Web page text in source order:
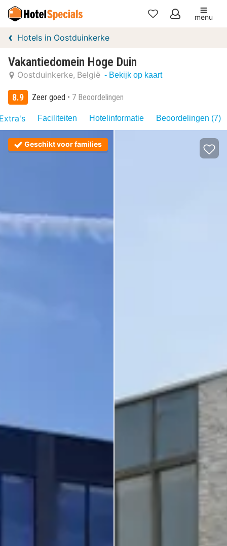
Mijn
menu
Hotels in Oostduinkerke
Vakantiedomein Hoge Duin
Oostduinkerke België - Bekijk op kaart
8.9 Zeer goed 7 Beoordelingen
Faciliteiten Hotelinformatie Beoordelingen (7)
Geschikt voor families